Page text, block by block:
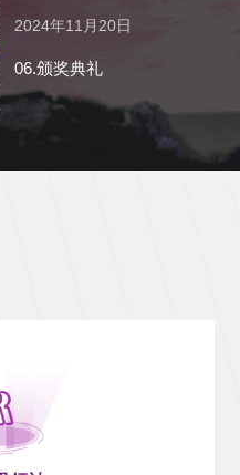
2024年11月20日
06.颁奖典礼